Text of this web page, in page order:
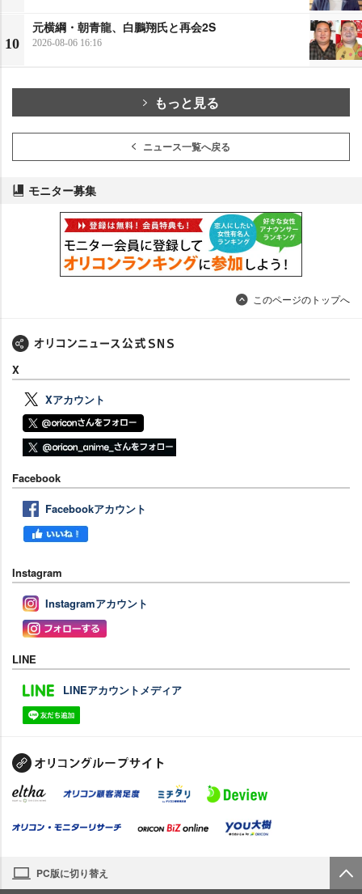
10
元横綱・朝青龍、白鵬翔氏と再会2S
2026-08-06 16:16
もっと見る
ニュース一覧へ戻る
モニター募集
このページのトップへ
X
Xアカウント
Facebook
Facebookアカウント
Instagram
Instagramアカウント
LINE
LINEアカウントメディア
PC版に切り替え